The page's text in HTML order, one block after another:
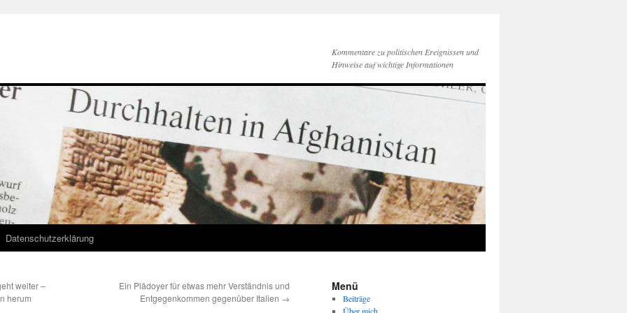
Kommentare zu politischen Ereignissen und
Hinweise auf wichtige Informationen
Datenschutzerklärung
weiter –
herum
Ein Plädoyer für etwas mehr Verständnis und
Entgegenkommen gegenüber Italien →
Menü
Beiträge